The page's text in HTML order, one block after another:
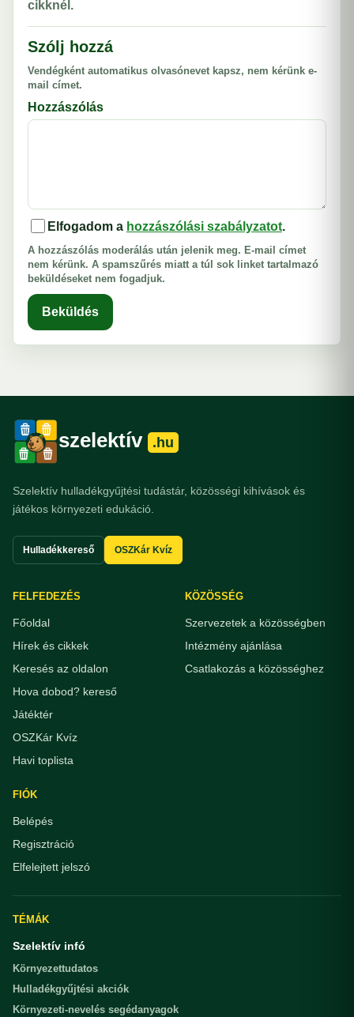
cikknél.
Szólj hozzá
Vendégként automatikus olvasónevet kapsz, nem kérünk e-
mail címet.
Hozzászólás
Elfogadom a hozzászólási szabályzatot.
A hozzászólás moderálás után jelenik meg. E-mail címet
nem kérünk. A spamszűrés miatt a túl sok linket tartalmazó
beküldéseket nem fogadjuk.
Beküldés
szelektív .hu
Szelektív hulladékgyűjtési tudástár, közösségi kihívások és
játékos környezeti edukáció.
Hulladékkereső OSZKár Kvíz
FELFEDEZÉS
Főoldal
Hírek és cikkek
Keresés az oldalon
Hova dobod? kereső
Játéktér
OSZKár Kvíz
Havi toplista
KÖZÖSSÉG
Szervezetek a közösségben
Intézmény ajánlása
Csatlakozás a közösséghez
FIÓK
Belépés
Regisztráció
Elfelejtett jelszó
TÉMÁK
Szelektív infó
Környezettudatos
Hulladékgyűjtési akciók
Környezeti-nevelés segédanyagok